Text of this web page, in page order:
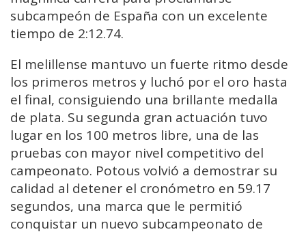
subcampeón de España con un excelente
tiempo de 2:12.74.
El melillense mantuvo un fuerte ritmo desde
los primeros metros y luchó por el oro hasta
el final, consiguiendo una brillante medalla
de plata. Su segunda gran actuación tuvo
lugar en los 100 metros libre, una de las
pruebas con mayor nivel competitivo del
campeonato. Potous volvió a demostrar su
calidad al detener el cronómetro en 59.17
segundos, una marca que le permitió
conquistar un nuevo subcampeonato de